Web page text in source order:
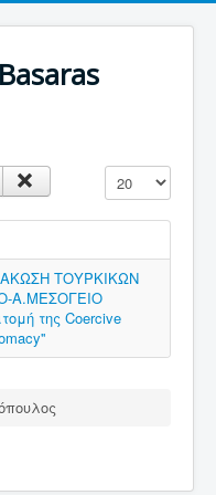
Display #
ΤΟΥΡΚΙΚΩΝ
Α.ΜΕΣΟΓΕΙΟ
της Coercive